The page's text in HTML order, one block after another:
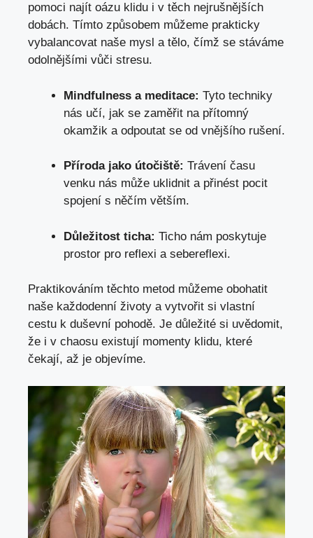
‌pomoci najít oázu klidu i v těch nejrušnějších
dobách. Tímto způsobem můžeme prakticky
vybalancovat naše‍ mysl a tělo, čímž se stáváme
odolnějšími vůči stresu.
Mindfulness a meditace: Tyto techniky
⁣nás učí, jak se zaměřit na ⁢přítomný
okamžik a odpoutat se od vnějšího rušení.
Příroda jako útočiště: Trávení času
venku nás může uklidnit a​ přinést pocit⁣
spojení s něčím větším.
Důležitost‌ ticha: Ticho nám poskytuje
prostor pro‍ reflexi a sebereflexi.
Praktikováním těchto metod můžeme obohatit
naše každodenní životy a vytvořit si vlastní
cestu‌ k duševní pohodě. Je důležité si‍ uvědomit,
že i v chaosu existují momenty klidu, které
čekají, až je objevíme.